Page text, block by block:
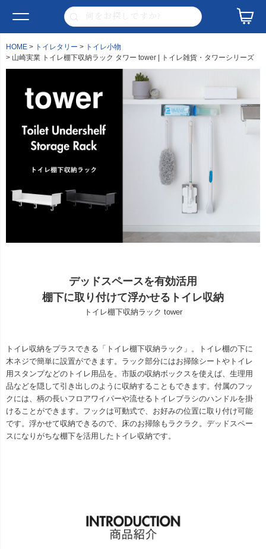
HOME トイレタリー
トイレ小物
山崎実業 トイレ棚下収納ラック タワー tower | トイレ雑貨・タワーシリーズ
デッドスペースを有効活用
棚下に取り付けて浮かせるトイレ収納
トイレ棚下収納ラック tower
トイレ収納をプラスできる「トイレ棚下収納ラック」。トイレ棚の下に
木ネジで簡単に設置ができます。ラック部分にはお掃除シートやトイレ
用スタンプなどのトイレ用品を。市販の収納ボックスを使えば、生理用
品などを隠して引き出しのように収納することもできます。付属のフッ
クには、柄の長いフロアワイパーや流せるトイレブラシのハンドルを掛
けることができます。フックは可動式で、お好みの位置に取り付け可能
です。浮かせて収納できるので、床のお掃除もラクラク。デッドスペー
スになりがちな棚下を活用したトイレ収納です。